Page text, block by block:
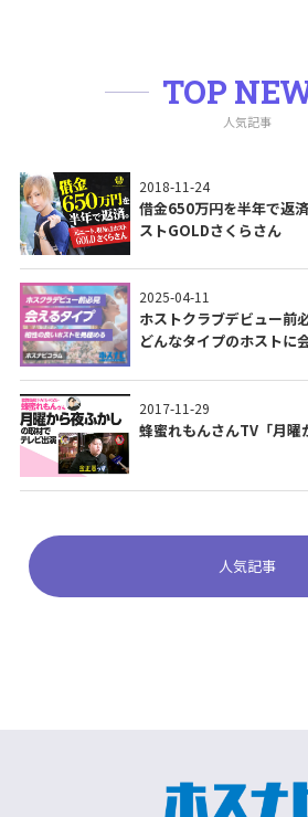
TOP
人気記事
2018-11-24
借金650万円を半年で返
ストGOLDさくらさん
2025-04-11
ホストクラブデビュー前
どんなタイプのホストに
2017-11-29
蜂蜜れもんさんTV「月曜
人気記事